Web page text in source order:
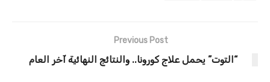
Previous Post
“التوت” يحمل علاج كورونا.. والنتائج النهائية آخر العام